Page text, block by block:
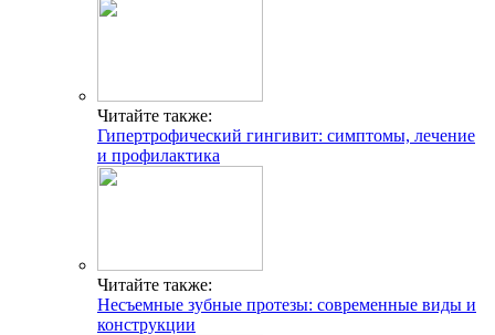
Читайте также:
Гипертрофический гингивит: симптомы, лечение
и профилактика
Читайте также:
Несъемные зубные протезы: современные виды и
конструкции